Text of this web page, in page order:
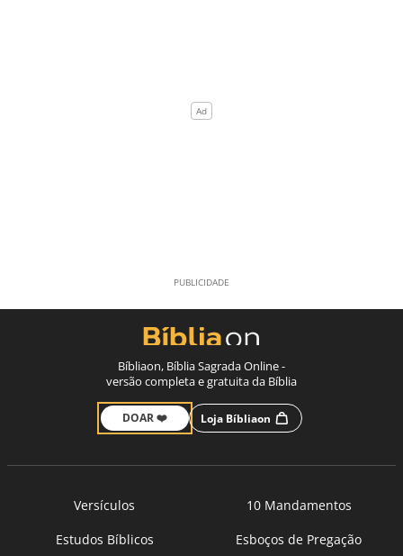
Bíbliaon, Bíblia Sagrada Online -
versão completa e gratuita da Bíblia
DOAR ❤️ Loja Bíbliaon
Versículos
10 Mandamentos
Estudos Bíblicos
Esboços de Pregação